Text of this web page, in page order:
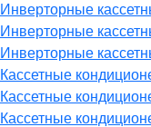
Инверторные
Инверторные
Инверторные
Кассетные
Кассетные
Кассетные